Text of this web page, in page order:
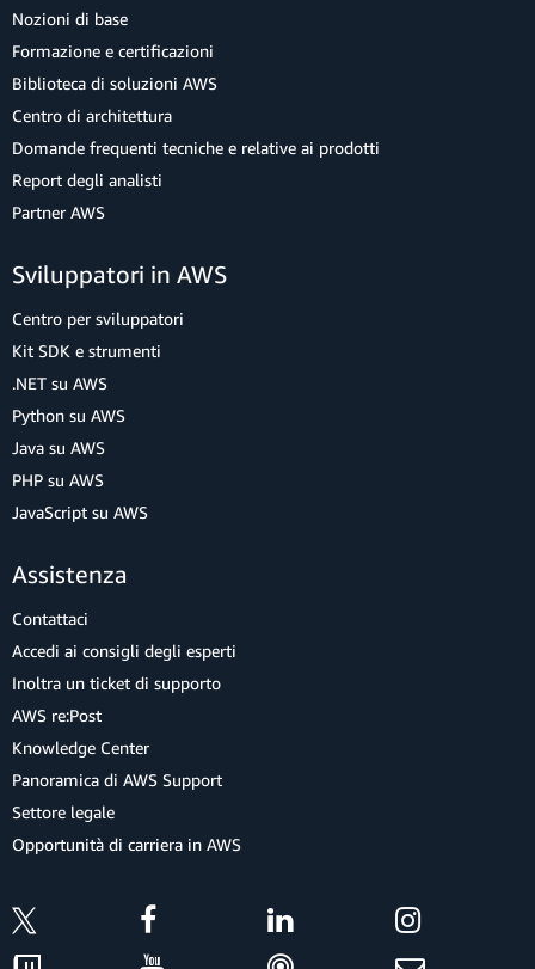
Nozioni di base
Formazione e certificazioni
Biblioteca di soluzioni AWS
Centro di architettura
Domande frequenti tecniche e relative ai prodotti
Report degli analisti
Partner AWS
Sviluppatori in AWS
Centro per sviluppatori
Kit SDK e strumenti
.NET su AWS
Python su AWS
Java su AWS
PHP su AWS
JavaScript su AWS
Assistenza
Contattaci
Accedi ai consigli degli esperti
Inoltra un ticket di supporto
AWS re:Post
Knowledge Center
Panoramica di AWS Support
Settore legale
Opportunità di carriera in AWS